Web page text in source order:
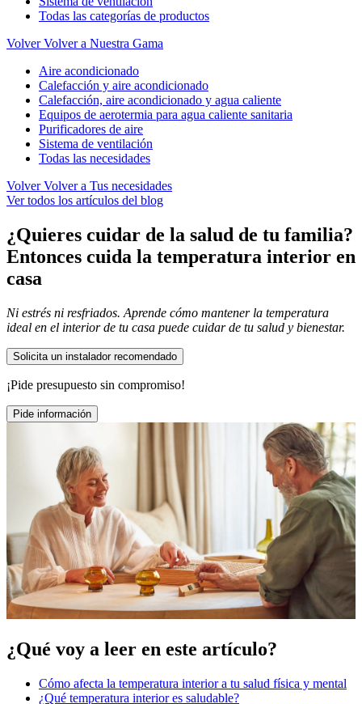
Todas las categorías de productos
Volver Volver a Nuestra Gama
Aire acondicionado
Calefacción y aire acondicionado
Calefacción, aire acondicionado y agua caliente
Equipos de aerotermia para agua caliente sanitaria
Purificadores de aire
Sistema de ventilación
Todas las necesidades
Volver Volver a Tus necesidades
Ver todos los artículos del blog
¿Quieres cuidar de la salud de tu familia?
Entonces cuida la temperatura interior en
casa
Ni estrés ni resfriados. Aprende cómo mantener la temperatura
ideal en el interior de tu casa puede cuidar de tu salud y bienestar.
Solicita un instalador recomendado
¡Pide presupuesto sin compromiso!
Pide información
¿Qué voy a leer en este artículo?
Cómo afecta la temperatura interior a tu salud física y mental
¿Qué temperatura interior es saludable?